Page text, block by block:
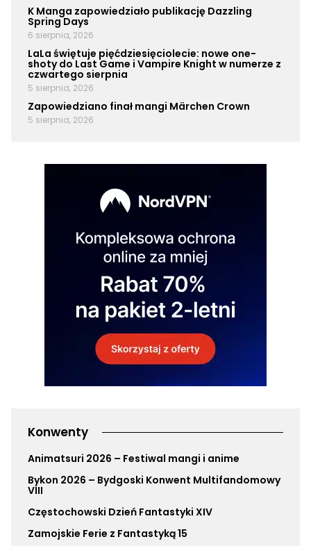
K Manga zapowiedziało publikację Dazzling
Spring Days
6 sierpnia, 2026
LaLa świętuje pięćdziesięciolecie: nowe one-
shoty do Last Game i Vampire Knight w numerze z
czwartego sierpnia
5 sierpnia, 2026
Zapowiedziano finał mangi Märchen Crown
5 sierpnia, 2026
Konwenty
Animatsuri 2026 – Festiwal mangi i anime
Bykon 2026 – Bydgoski Konwent Multifandomowy
VIII
Częstochowski Dzień Fantastyki XIV
Zamojskie Ferie z Fantastyką 15